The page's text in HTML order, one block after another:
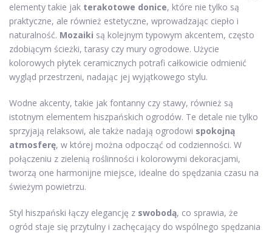
elementy takie jak terakotowe donice, które nie tylko są
praktyczne, ale również estetyczne, wprowadzając ciepło i
naturalność. Mozaiki są kolejnym typowym akcentem, często
zdobiącym ścieżki, tarasy czy mury ogrodowe. Użycie
kolorowych płytek ceramicznych potrafi całkowicie odmienić
wygląd przestrzeni, nadając jej wyjątkowego stylu.
Wodne akcenty, takie jak fontanny czy stawy, również są
istotnym elementem hiszpańskich ogrodów. Te detale nie tylko
sprzyjają relaksowi, ale także nadają ogrodowi spokojną
atmosferę, w której można odpocząć od codzienności. W
połączeniu z zielenią roślinności i kolorowymi dekoracjami,
tworzą one harmonijne miejsce, idealne do spędzania czasu na
świeżym powietrzu.
Styl hiszpański łączy elegancję z swobodą, co sprawia, że
ogród staje się przytulny i zachęcający do wspólnego spędzania